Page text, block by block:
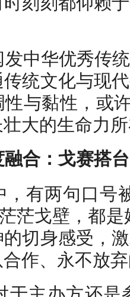
中华优秀传
统文化与现
与黏性，或
大的生命力
合：戈赛搭
，有两句口号
茫戈壁，都
切身感受，
作、永不放